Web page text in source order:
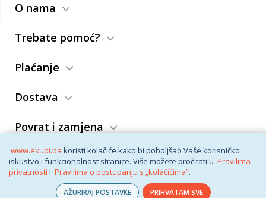
www.ekupi.ba koristi kolačiće kako bi poboljšao Vaše korisničko
iskustvo i funkcionalnost stranice. Više možete pročitati u Pravilima
privatnosti i Pravilima o postupanju s „kolačićima“.
AŽURIRAJ POSTAVKE PRIHVATAM SVE
O nama
Trebate pomoć?
Plaćanje
Dostava
Povrat i zamjena
Opći uslovi